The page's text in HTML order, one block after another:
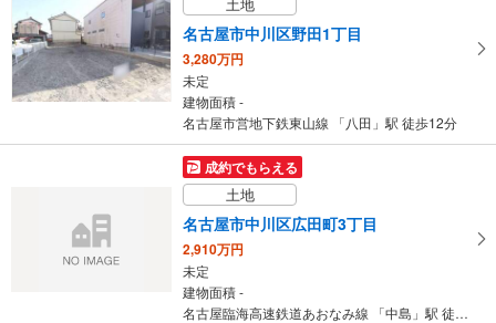
名古屋市中川区野田1丁目
3,280万円
未定
建物面積 -
名古屋市営地下鉄東山線 「八田」駅 徒歩12分
成約でもらえる
土地
名古屋市中川区広田町3丁目
2,910万円
未定
建物面積 -
名古屋臨海高速鉄道あおなみ線 「中島」駅 徒歩8分